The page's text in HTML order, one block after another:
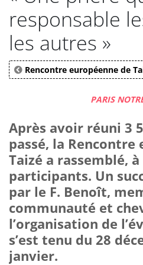
responsable
les autres »
Rencontre européenne de
PARIS
Après avoir réuni 3
passé, la Rencontre
Taizé a rassemblé,
participants. Un
par le F. Benoît,
communauté et
l’organisation de
s’est tenu du 28
janvier.